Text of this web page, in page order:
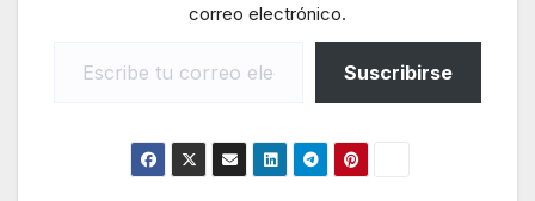
correo electrónico.
Suscribirse